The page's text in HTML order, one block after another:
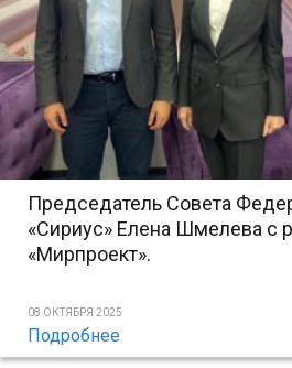
Председатель Совета
«Сириус» Елена Шмелева с
«Мирпроект».
08 ОКТЯБРЯ 2025
Подробнее